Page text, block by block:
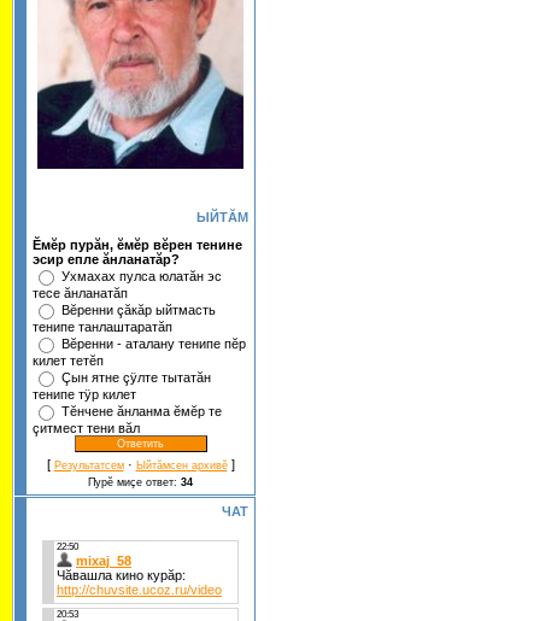
ЫЙТĂМ
Ĕмĕр пурăн, ĕмĕр вĕрен тенине
эсир епле ăнланатăр?
Ухмахах пулса юлатăн эс
тесе ăнланатăп
Вĕренни çăкăр ыйтмасть
тенипе танлаштаратăп
Вĕренни - аталану тенипе пĕр
килет тетĕп
Çын ятне çÿлте тытатăн
тенипе тÿр килет
Тĕнчене ăнланма ĕмĕр те
çитмест тени вăл
[ Результатсем· Ыйтăмсен архивĕ]
Пурĕ миçе ответ: 34
ЧАТ